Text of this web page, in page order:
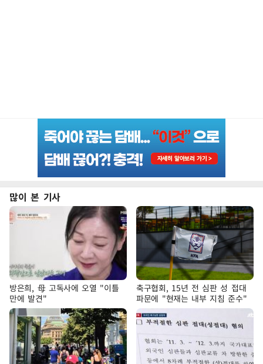
많이 본 기사
방은희, 母 고독사에 오열 "이틀
만에 발견"
축구협회, 15년 전 심판 성 접대
파문에 "현재는 내부 지침 준수"